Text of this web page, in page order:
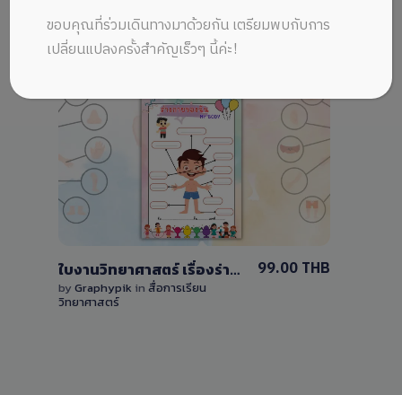
View Details
0 Sale
ใบงานวิทยาศาสตร์ เรื่องร่างกายของฉัน ไฟล์ PDF และแก้ไขได้บน Canva
by Graphypik in สื่อการเรียน
วิทยาศาสตร์
99.00 THB
ขอบคุณที่ร่วมเดินทางมาด้วยกัน เตรียมพบกับการ
เปลี่ยนแปลงครั้งสำคัญเร็วๆ นี้ค่ะ!